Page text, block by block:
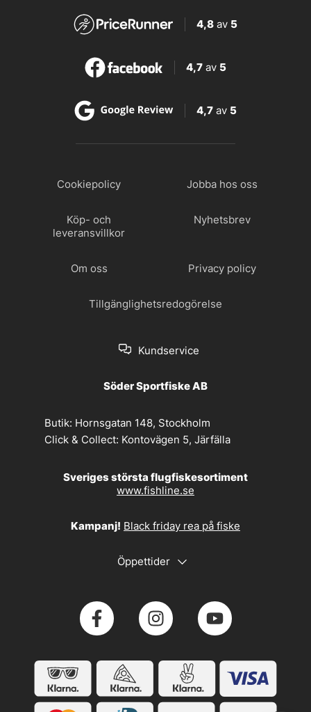
4,8 av 5
4,7 av 5
4,7 av 5
Cookiepolicy Jobba hos oss
Köp- och
leveransvillkor
Nyhetsbrev
Om oss Privacy policy
Tillgänglighetsredogörelse
Kundservice
Söder Sportfiske AB
Butik: Hornsgatan 148, Stockholm
Click & Collect: Kontovägen 5, Järfälla
Sveriges största flugfiskesortiment
www.fishline.se
Kampanj! Black friday rea på fiske
Öppettider